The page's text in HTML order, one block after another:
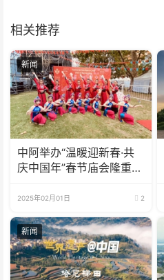
相关推荐
新闻
中阿举办“温暖迎新春·共
庆中国年”春节庙会隆重举
2025年02月01日 2
新闻